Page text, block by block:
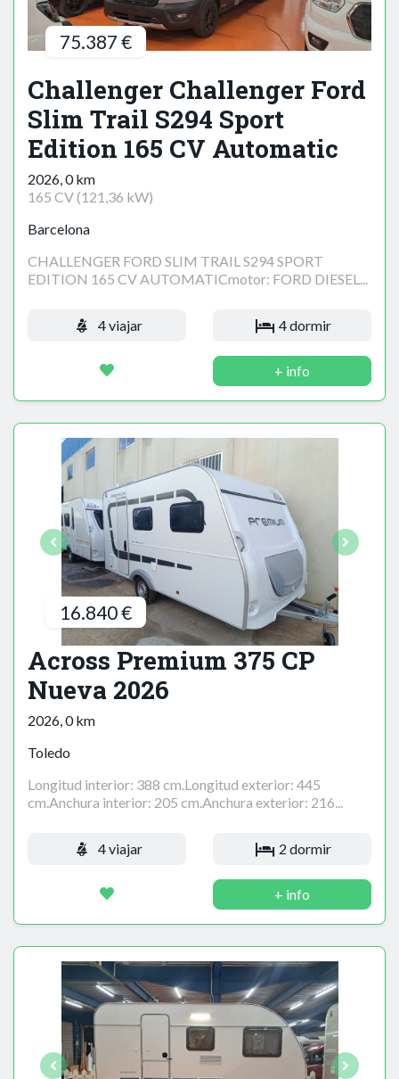
75.387 €
Challenger Challenger Ford
Slim Trail S294 Sport
Edition 165 CV Automatic
2026, 0 km
165 CV (121,36 kW)
Barcelona
CHALLENGER FORD SLIM TRAIL S294 SPORT
EDITION 165 CV AUTOMATICmotor: FORD DIESEL...
4 viajar 4 dormir
+ info
16.840 €
Across Premium 375 CP
Nueva 2026
2026, 0 km
Toledo
Longitud interior: 388 cm.Longitud exterior: 445
cm.Anchura interior: 205 cm.Anchura exterior: 216...
4 viajar 2 dormir
+ info